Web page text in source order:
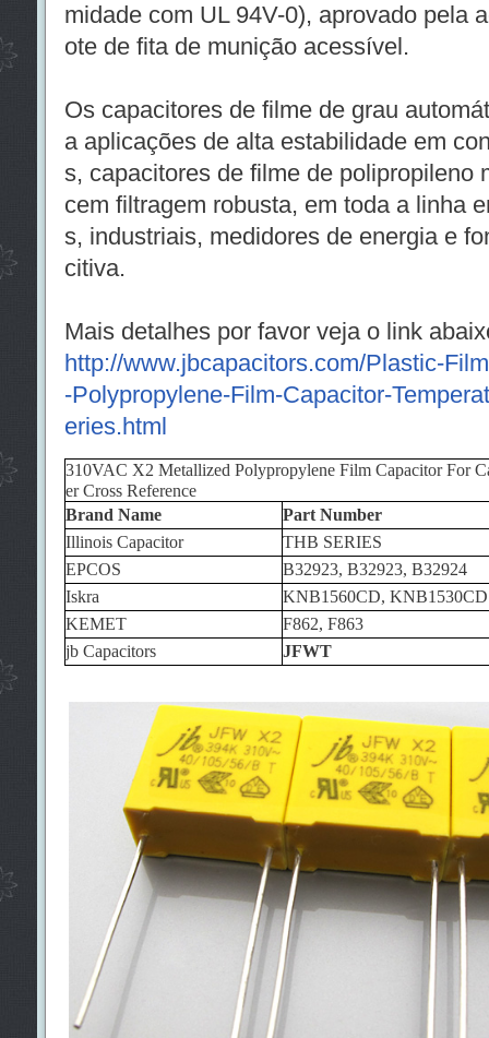
midade com UL 94V-0), aprovado pela
ote de fita de munição acessível.
Os capacitores de filme de grau
a aplicações de alta estabilidade em
s, capacitores de filme de polipropileno
cem filtragem robusta, em toda a linha
s, industriais, medidores de energia e
citiva.
Mais detalhes por favor veja o link
http://www.jbcapacitors.com/Plastic-
-Polypropylene-Film-Capacitor-
eries.html
310VAC X2 Metallized Polypropylene Film Capacitor For
er Cross Reference
Brand Name
Part Number
Illinois Capacitor
THB SERIES
EPCOS
B32923, B32923, B32924
Iskra
KNB1560CD, KNB1530CD
KEMET
F862, F863
jb Capacitors
JFWT